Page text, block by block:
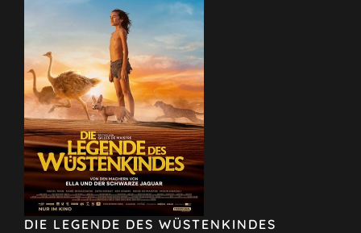
DIE LEGENDE DES WÜSTENKINDES